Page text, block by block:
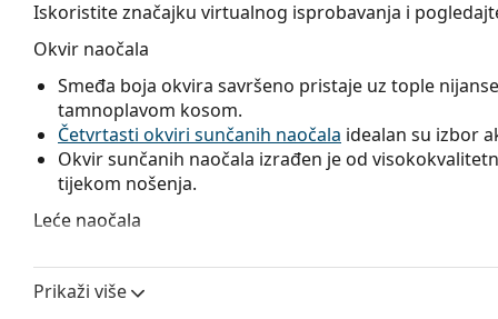
Iskoristite značajku virtualnog isprobavanja i
Okvir naočala
Smeđa boja okvira savršeno pristaje uz tople
tamnoplavom kosom.
Četvrtasti okviri sunčanih naočala idealan su izbor
Okvir sunčanih naočala izrađen je od
tijekom nošenja.
Leće naočala
boje loptice na različitim pozadinama.
Leće ovih sunčanih naočala izrađene su od plastike
Prikaži više